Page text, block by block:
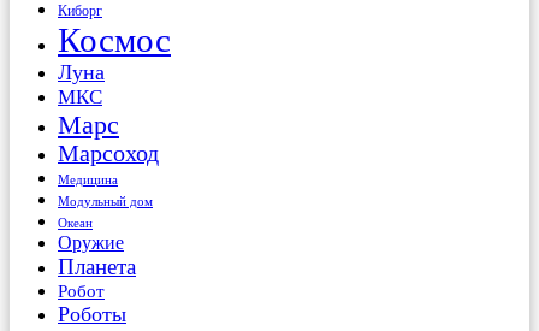
Киборг
Космос
Луна
МКС
Марс
Марсоход
Медицина
Модульный дом
Океан
Оружие
Планета
Робот
Роботы